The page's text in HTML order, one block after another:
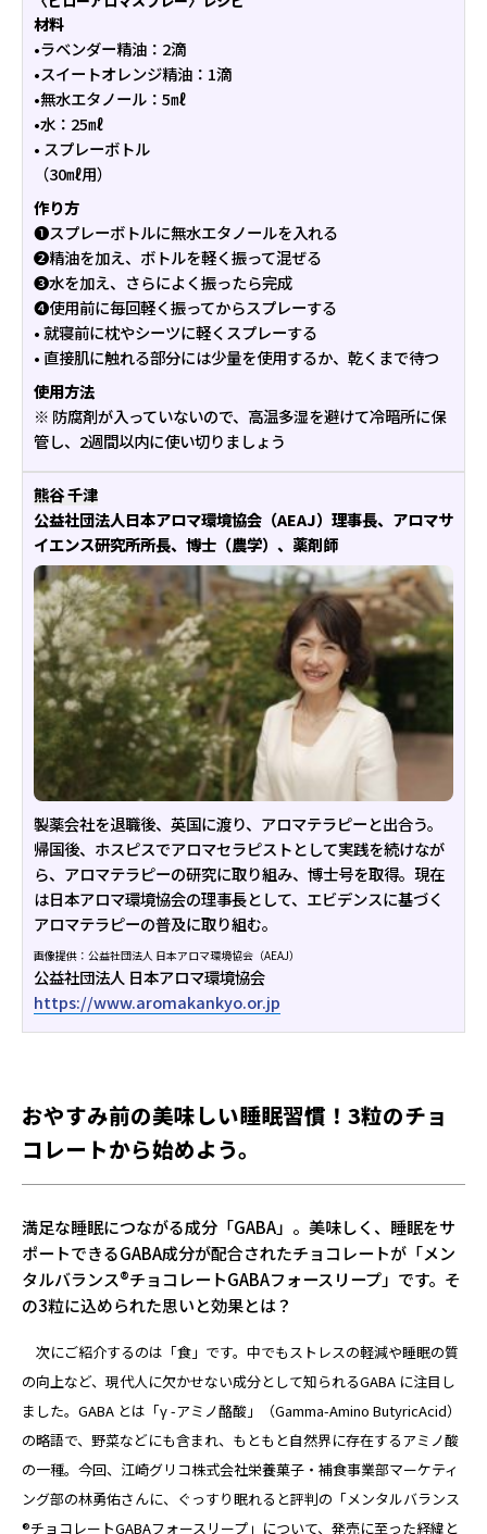
材料
•ラベンダー精油：2滴
•スイートオレンジ精油：1滴
•無水エタノール：5㎖
•水：25㎖
• スプレーボトル
（30㎖用）
作り方
❶スプレーボトルに無水エタノールを入れる
❷精油を加え、ボトルを軽く振って混ぜる
❸水を加え、さらによく振ったら完成
❹使用前に毎回軽く振ってからスプレーする
• 就寝前に枕やシーツに軽くスプレーする
• 直接肌に触れる部分には少量を使用するか、乾くまで待つ
使用方法
※ 防腐剤が入っていないので、高温多湿を避けて冷暗所に保
管し、2週間以内に使い切りましょう
熊谷 千津
公益社団法人日本アロマ環境協会（AEAJ）理事長、アロマサ
イエンス研究所所長、博士（農学）、薬剤師
製薬会社を退職後、英国に渡り、アロマテラピーと出合う。
帰国後、ホスピスでアロマセラピストとして実践を続けなが
ら、アロマテラピーの研究に取り組み、博士号を取得。現在
は日本アロマ環境協会の理事長として、エビデンスに基づく
アロマテラピーの普及に取り組む。
画像提供：公益社団法人 日本アロマ環境協会（AEAJ）
公益社団法人 日本アロマ環境協会
https://www.aromakankyo.or.jp
おやすみ前の美味しい睡眠習慣！3粒のチョ
コレートから始めよう。
満足な睡眠につながる成分「GABA」。美味しく、睡眠をサ
ポートできるGABA成分が配合されたチョコレートが「メン
タルバランス®チョコレートGABAフォースリープ」です。そ
の3粒に込められた思いと効果とは？
次にご紹介するのは「食」です。中でもストレスの軽減や睡眠の質
の向上など、現代人に欠かせない成分として知られるGABA に注目し
ました。GABA とは「γ -アミノ酪酸」（Gamma-Amino ButyricAcid）
の略語で、野菜などにも含まれ、もともと自然界に存在するアミノ酸
の一種。今回、江崎グリコ株式会社栄養菓子・補食事業部マーケティ
ング部の林勇佑さんに、ぐっすり眠れると評判の「メンタルバランス
®チョコレートGABAフォースリープ」について、発売に至った経緯と